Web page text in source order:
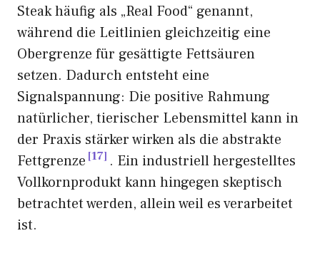
Steak häufig als „Real Food“ genannt,
während die Leitlinien gleichzeitig eine
Obergrenze für gesättigte Fettsäuren
setzen. Dadurch entsteht eine
Signalspannung: Die positive Rahmung
natürlicher, tierischer Lebensmittel kann in
der Praxis stärker wirken als die abstrakte
Fettgrenze 17 . Ein industriell hergestelltes
Vollkornprodukt kann hingegen skeptisch
betrachtet werden, allein weil es verarbeitet
ist.